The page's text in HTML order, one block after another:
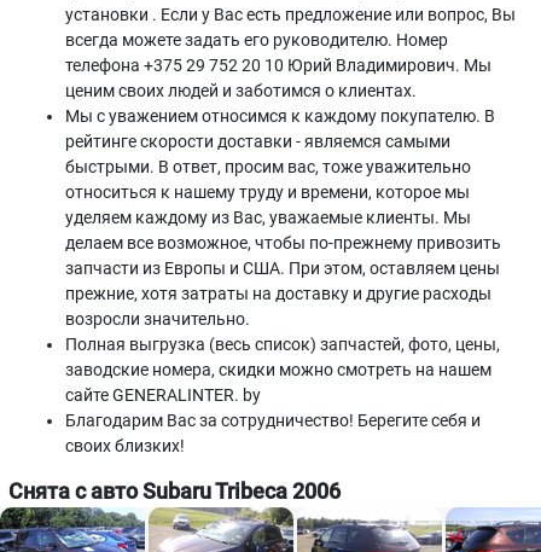
установки . Если у Вас есть предложение или вопрос, Вы
всегда можете задать его руководителю. Номер
телефона +375 29 752 20 10 Юрий Владимирович. Мы
ценим своих людей и заботимся о клиентах.
Мы с уважением относимся к каждому покупателю. В
рейтинге скорости доставки - являемся самыми
быстрыми. В ответ, просим вас, тоже уважительно
относиться к нашему труду и времени, которое мы
уделяем каждому из Вас, уважаемые клиенты. Мы
делаем все возможное, чтобы по-прежнему привозить
запчасти из Европы и США. При этом, оставляем цены
прежние, хотя затраты на доставку и другие расходы
возросли значительно.
Полная выгрузка (весь список) запчастей, фото, цены,
заводские номера, скидки можно смотреть на нашем
сайте GENERALINTER. by
Благодарим Вас за сотрудничество! Берегите себя и
своих близких!
Снята с авто Subaru Tribeca 2006